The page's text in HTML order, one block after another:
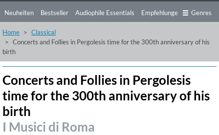
Neuheiten Bestseller Audiophile Essentials Empfehlungen
Hörtipps Top Alben
Videos
Genres
Home
Classical
Concerts and Follies in Pergolesis time for the 300th anniversary of his
birth
Concerts and Follies in Pergolesis
time for the 300th anniversary of his
birth
I Musici di Roma